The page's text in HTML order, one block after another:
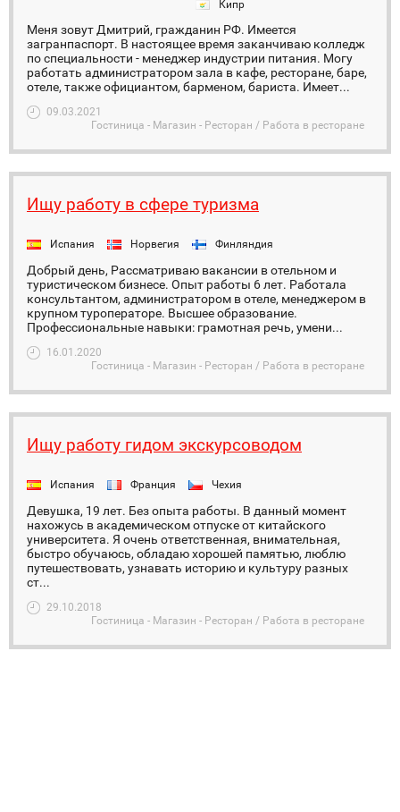
Кипр
Меня зовут Дмитрий, гражданин РФ. Имеется
загранпаспорт. В настоящее время заканчиваю колледж
по специальности - менеджер индустрии питания. Могу
работать администратором зала в кафе, ресторане, баре,
отеле, также официантом, барменом, бариста. Имеет...
09.03.2021
Гостиница - Магазин - Ресторан / Работа в ресторане
Ищу работу в сфере туризма
Испания Норвегия Финляндия
Добрый день, Рассматриваю вакансии в отельном и
туристическом бизнесе. Опыт работы 6 лет. Работала
консультантом, администратором в отеле, менеджером в
крупном туроператоре. Высшее образование.
Профессиональные навыки: грамотная речь, умени...
16.01.2020
Гостиница - Магазин - Ресторан / Работа в ресторане
Ищу работу гидом экскурсоводом
Испания Франция Чехия
Девушка, 19 лет. Без опыта работы. В данный момент
нахожусь в академическом отпуске от китайского
университета. Я очень ответственная, внимательная,
быстро обучаюсь, обладаю хорошей памятью, люблю
путешествовать, узнавать историю и культуру разных
ст...
29.10.2018
Гостиница - Магазин - Ресторан / Работа в ресторане